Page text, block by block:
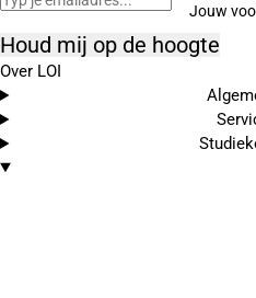
Houd mij op de hoogte
Over LOI